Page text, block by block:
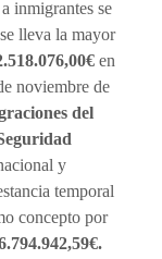
inmigrantes se
lleva la mayor
en
noviembre de
del
y
temporal
concepto por